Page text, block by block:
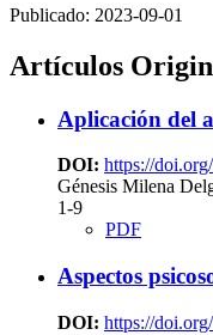
Publicado: 2023-09-01
Artículos
Aplicación del
DOI: https://
Génesis Milena
1-9
PDF
Aspectos
DOI: https://